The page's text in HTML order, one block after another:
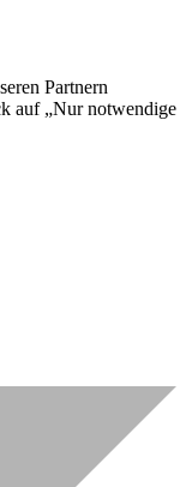
Partnern
auf „Nur notwendige